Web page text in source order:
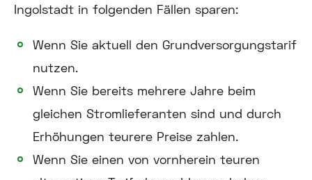
Ingolstadt in folgenden Fällen sparen:
Wenn Sie aktuell den Grundversorgungstarif
nutzen.
Wenn Sie bereits mehrere Jahre beim
gleichen Stromlieferanten sind und durch
Erhöhungen teurere Preise zahlen.
Wenn Sie einen von vornherein teuren